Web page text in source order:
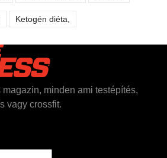
Ketogén diéta,
magazin, minden ami testépítés,
vagy crossfit.